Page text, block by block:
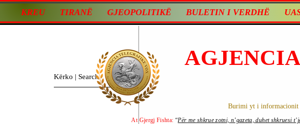
KREU TIRANË GJEOPOLITIKË BULETIN I VERDHË
Burimi yt i informacionit |
At Gjergj Fishta: “Për me shkrue zotni, n’gazeta, duhet shkruesi